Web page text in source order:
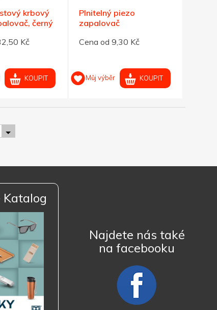
krbový
černý
Kč
KOUPIT
Plnitelný piezo
zapalovač
Cena od 9,30 Kč
Můj výběr KOUPIT
Katalog
Najdete nás také
na facebooku